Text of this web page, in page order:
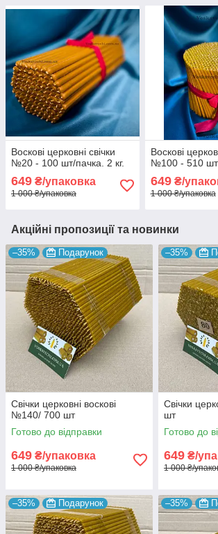
Воскові церковні свічки
№20 - 100 шт/пачка. 2 кг.
649 ₴/упаковка
1 000 ₴/упаковка
Воскові
№100 - 510 шт/
649₴/
1 000 ₴/упаковка
Акційні пропозиції та новинки
–35% Подарунок
Свічки церковні воскові
№140/ 700 шт
Готово до відправки
649 ₴/упаковка
1 000 ₴/упаковка
–35%
Свічки
шт
Готово до
649 ₴/
1 000 ₴/
–35% Подарунок –35%